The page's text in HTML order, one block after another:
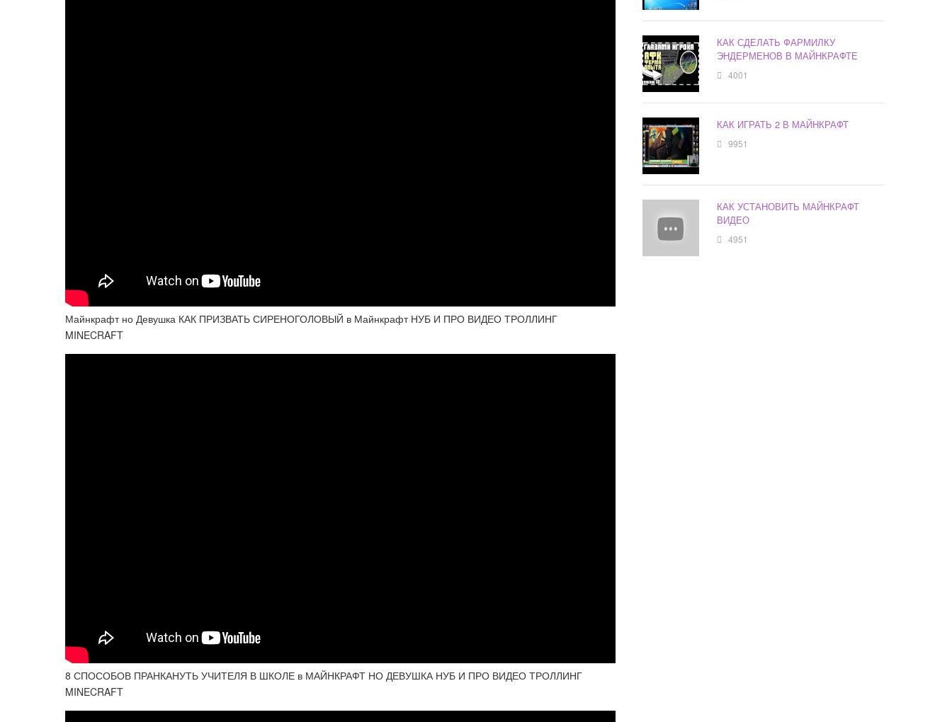
Майнкрафт но Девушка КАК ПРИЗВАТЬ СИРЕНОГОЛОВЫЙ в Майнкрафт НУБ И ПРО ВИДЕО ТРОЛЛИНГ
MINECRAFT
8 СПОСОБОВ ПРАНКАНУТЬ УЧИТЕЛЯ В ШКОЛЕ в МАЙНКРАФТ НО ДЕВУШКА НУБ И ПРО ВИДЕО ТРОЛЛИНГ
MINECRAFT
КАК СДЕЛАТЬ ФАРМИЛКУ
ЭНДЕРМЕНОВ В МАЙНКРАФТЕ
4001
КАК ИГРАТЬ 2 В МАЙНКРАФТ
9951
КАК УСТАНОВИТЬ МАЙНКРАФТ
ВИДЕО
4951